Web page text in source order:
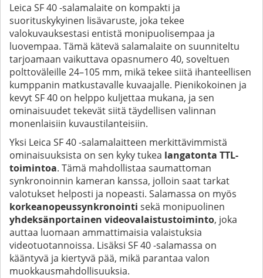
Leica SF 40 -salamalaite on kompakti ja
suorituskykyinen lisävaruste, joka tekee
valokuvauksestasi entistä monipuolisempaa ja
luovempaa. Tämä kätevä salamalaite on suunniteltu
tarjoamaan vaikuttava opasnumero 40, soveltuen
polttoväleille 24–105 mm, mikä tekee siitä ihanteellisen
kumppanin matkustavalle kuvaajalle. Pienikokoinen ja
kevyt SF 40 on helppo kuljettaa mukana, ja sen
ominaisuudet tekevät siitä täydellisen valinnan
monenlaisiin kuvaustilanteisiin.
Yksi Leica SF 40 -salamalaitteen merkittävimmistä
ominaisuuksista on sen kyky tukea langatonta TTL-
toimintoa. Tämä mahdollistaa saumattoman
synkronoinnin kameran kanssa, jolloin saat tarkat
valotukset helposti ja nopeasti. Salamassa on myös
korkeanopeussynkronointi sekä monipuolinen
yhdeksänportainen videovalaistustoiminto, joka
auttaa luomaan ammattimaisia valaistuksia
videotuotannoissa. Lisäksi SF 40 -salamassa on
kääntyvä ja kiertyvä pää, mikä parantaa valon
muokkausmahdollisuuksia.